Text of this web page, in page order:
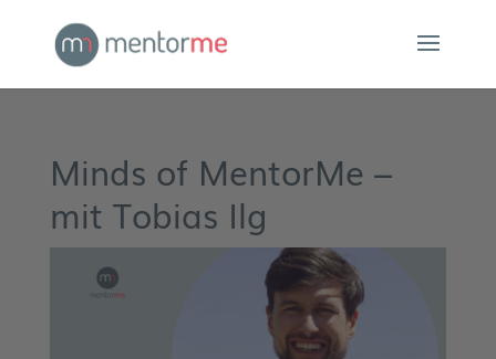
Minds of MentorMe –
mit Tobias Ilg